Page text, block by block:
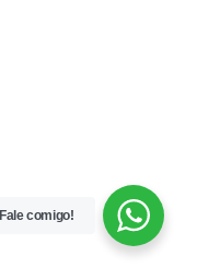
Fale comigo!